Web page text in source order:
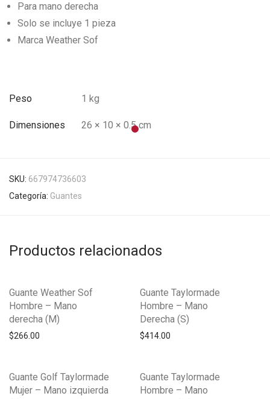
Para mano derecha
Solo se incluye 1 pieza
Marca Weather Sof
Peso 1 kg
Dimensiones 26 × 10 × 0.5 cm
SKU: 667974736603
Categoría: Guantes
Productos relacionados
Guante Weather Sof
Hombre – Mano
derecha (M)
$266.00
Guante Taylormade
Hombre – Mano
Derecha (S)
$414.00
Guante Golf Taylormade
Mujer – Mano izquierda
Guante Taylormade
Hombre – Mano